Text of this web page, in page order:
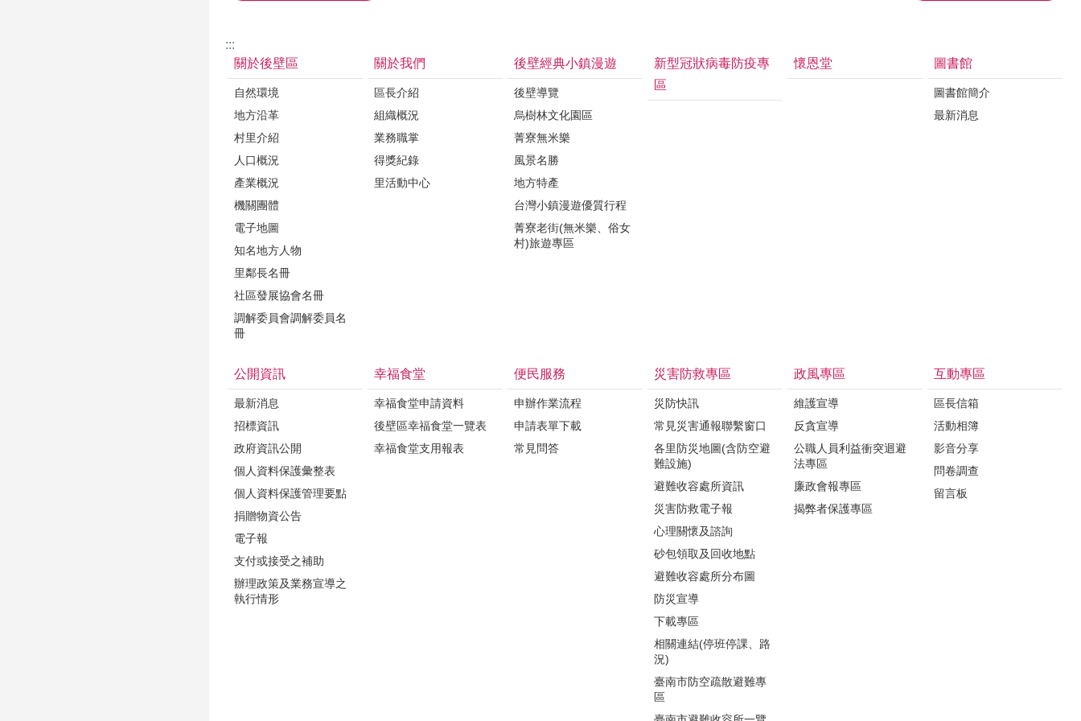
:::
關於後壁區
自然環境
地方沿革
村里介紹
人口概況
產業概況
機關團體
電子地圖
知名地方人物
里鄰長名冊
社區發展協會名冊
調解委員會調解委員名
冊
關於我們
區長介紹
組織概況
業務職掌
得獎紀錄
里活動中心
後壁經典小鎮漫遊
後壁導覽
烏樹林文化園區
菁寮無米樂
風景名勝
地方特產
台灣小鎮漫遊優質行程
菁寮老街(無米樂、俗女
村)旅遊專區
新型冠狀病毒防疫專
區
懷恩堂 圖書館
圖書館簡介
最新消息
公開資訊
最新消息
招標資訊
政府資訊公開
個人資料保護彙整表
個人資料保護管理要點
捐贈物資公告
電子報
支付或接受之補助
辦理政策及業務宣導之
執行情形
幸福食堂
幸福食堂申請資料
後壁區幸福食堂一覽表
幸福食堂支用報表
便民服務
申辦作業流程
申請表單下載
常見問答
災害防救專區
災防快訊
常見災害通報聯繫窗口
各里防災地圖(含防空避
難設施)
避難收容處所資訊
災害防救電子報
心理關懷及諮詢
砂包領取及回收地點
避難收容處所分布圖
防災宣導
下載專區
相關連結(停班停課、路
況)
臺南市防空疏散避難專
區
政風專區
維護宣導
反貪宣導
公職人員利益衝突迴避
法專區
廉政會報專區
揭弊者保護專區
互動專區
區長信箱
活動相簿
影音分享
問卷調查
留言板